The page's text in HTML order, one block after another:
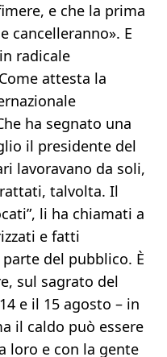
e che la prima
cancelleranno». E
radicale
attesta la
ha segnato una
il presidente del
lavoravano da soli,
talvolta. Il
li ha chiamati a
e fatti
del pubblico. È
sul sagrato del
e il 15 agosto – in
il caldo può essere
loro e con la gente